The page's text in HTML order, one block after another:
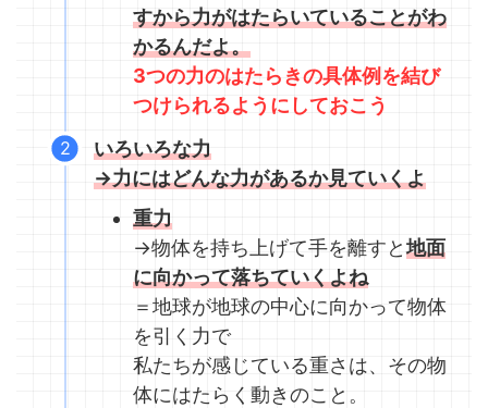
すから力がはたらいていることがわ
かるんだよ。
3つの力のはたらきの具体例を結び
つけられるようにしておこう
いろいろな力
→力にはどんな力があるか見ていくよ
重力
→物体を持ち上げて手を離すと地面
に向かって落ちていくよね
＝地球が地球の中心に向かって物体
を引く力で
私たちが感じている重さは、その物
体にはたらく動きのこと。